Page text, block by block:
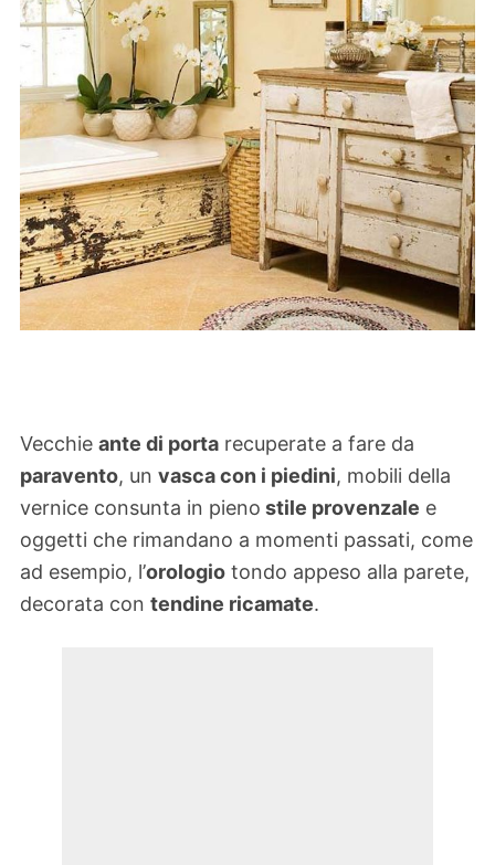
Vecchie ante di porta recuperate a fare da
paravento, un vasca con i piedini, mobili della
vernice consunta in pieno stile provenzale e
oggetti che rimandano a momenti passati, come
ad esempio, l’orologio tondo appeso alla parete,
decorata con tendine ricamate.